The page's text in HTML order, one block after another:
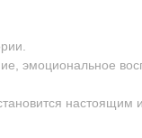
эмоциональное